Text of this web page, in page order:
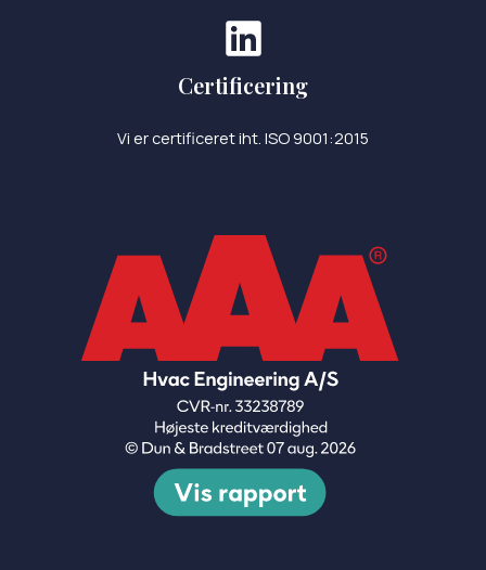
Certificering
Vi er certificeret iht. ISO 9001:2015